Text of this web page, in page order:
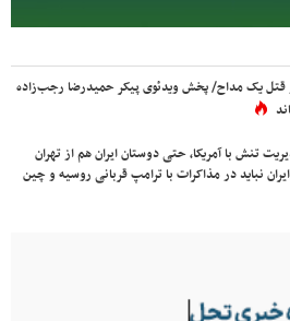
قتل یک مداح/ پخش ویدئوی پیکر حمیدرضا رجب‌زاده
تنش با آمریکا، حتی دوستان ایران هم از تهران
نباید در مذاکرات با ترامپ قربانی روسیه و چین